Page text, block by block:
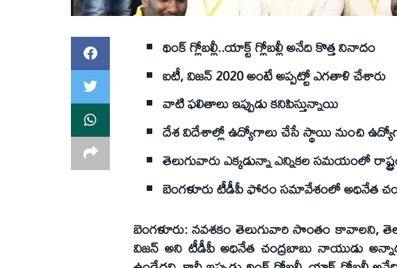
థింక్‌ గ్లోబల్లీ..యాక్ట్‌ గ్లోబల్లీ అనేది కొత్త నినాదం
ఐటీ, విజన్‌ 2020 అంటే అప్పట్టో ఎగతాళి చేశారు
వాటి ఫలితాలు ఇప్పుడు కనిపిస్తున్నాయి
దేశ విదేశాల్లో ఉద్యోగాలు చేసే స్థాయి నుంచి
తెలుగువారు ఎక్కడున్నా ఎన్నికల సమయంలో
బెంగళూరు టీడీపీ ఫోరం సమావేశంలో అధినేత
బెంగళూరు: నవశకం తెలుగువారి సొంతం కావాలని,
విజన్‌ అని టీడీపీ అధినేత చంద్రబాబు నాయుడు